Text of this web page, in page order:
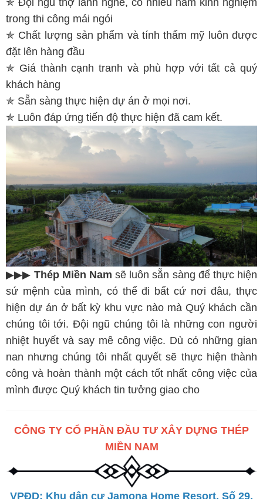
trong thi công mái ngói
✯ Chất lượng sản phẩm và tính thẩm mỹ luôn được
đặt lên hàng đầu
✯ Giá thành cạnh tranh và phù hợp với tất cả quý
khách hàng
✯ Sẵn sàng thực hiện dự án ở mọi nơi.
✯ Luôn đáp ứng tiến độ thực hiện đã cam kết.
▶▶▶ Thép Miền Nam sẽ luôn sẵn sàng để thực hiện
sứ mệnh của mình, có thể đi bất cứ nơi đâu, thực
hiện dự án ở bất kỳ khu vực nào mà Quý khách cần
chúng tôi tới. Đội ngũ chúng tôi là những con người
nhiệt huyết và say mê công việc. Dù có những gian
nan nhưng chúng tôi nhất quyết sẽ thực hiện thành
công và hoàn thành một cách tốt nhất công việc của
mình được Quý khách tin tưởng giao cho
CÔNG TY CỔ PHẦN ĐẦU TƯ XÂY DỰNG THÉP
MIỀN NAM
VPĐD: Khu dân cư Jamona Home Resort, Số 29,